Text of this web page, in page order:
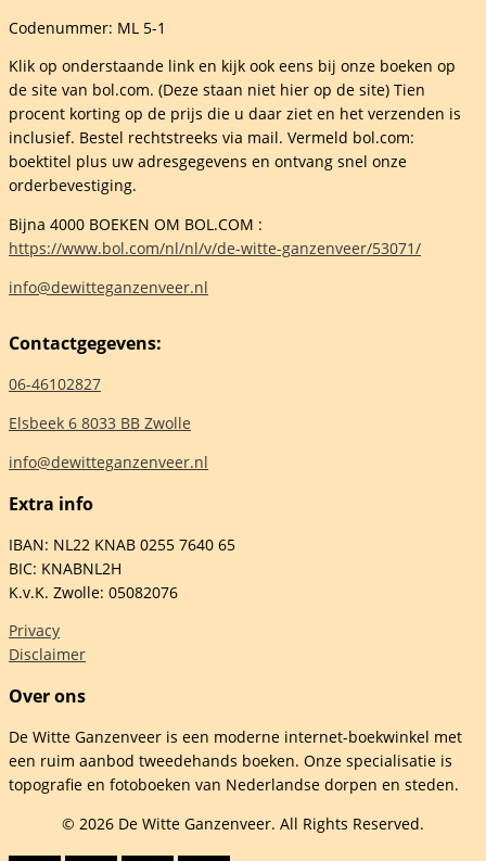
Codenummer: ML 5-1
Klik op onderstaande link en kijk ook eens bij onze boeken op
de site van bol.com. (Deze staan niet hier op de site) Tien
procent korting op de prijs die u daar ziet en het verzenden is
inclusief. Bestel rechtstreeks via mail. Vermeld bol.com:
boektitel plus uw adresgegevens en ontvang snel onze
orderbevestiging.
Bijna 4000 BOEKEN OM BOL.COM :
https://www.bol.com/nl/nl/v/de-witte-ganzenveer/53071/
info@dewitteganzenveer.nl
Contactgegevens:
06-46102827
Elsbeek 6 8033 BB Zwolle
info@dewitteganzenveer.nl
Extra info
IBAN: NL22 KNAB 0255 7640 65
BIC: KNABNL2H
K.v.K. Zwolle: 05082076
Privacy
Disclaimer
Over ons
De Witte Ganzenveer is een moderne internet-boekwinkel met
een ruim aanbod tweedehands boeken. Onze specialisatie is
topografie en fotoboeken van Nederlandse dorpen en steden.
© 2026 De Witte Ganzenveer. All Rights Reserved.